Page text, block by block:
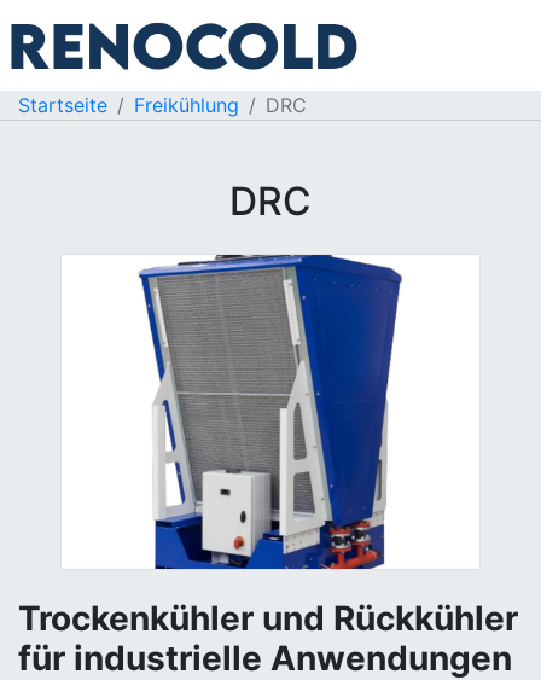
Startseite Freikühlung DRC
DRC
Trockenkühler und Rückkühler
für industrielle Anwendungen